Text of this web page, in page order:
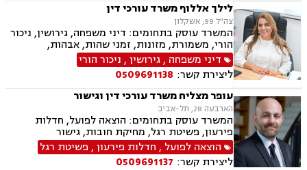
לילך אללוף משרד עורכי דין
צה"ל 99, אשקלון
המשרד עוסק בתחומים: דיני משפחה, גירושין, ניכור
הורי, משמורת, מזונות, זמני שהות, אבהות,
אפוטרופסות, גישור, חוק הנוער, חלוקת רכוש, ייפוי
כוח מתמשך חדלות פירעון, הוצאה לפועל, מחיקת
והסדרי חובות, פשיטת רגל.
דיני משפחה ,גירושין, ניכור הורי
ליצירת קשר: 0509691138
עופר מצליח משרד עורכי דין וגישור
הארבעה 28, תל-אביב
המשרד עוסק בתחומים: הוצאה לפועל, חדלות
פירעון, פשיטת רגל, מחיקת חובות, גישור
הוצאה לפועל , חדלות פירעון, פשיטת רגל
ליצירת קשר: 0509691137